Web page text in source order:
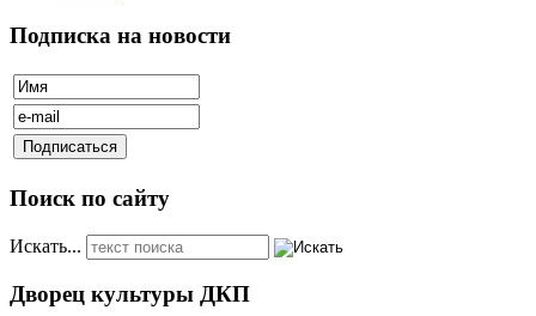
Подписка на новости
Поиск по сайту
Искать...
Дворец культуры ДКП